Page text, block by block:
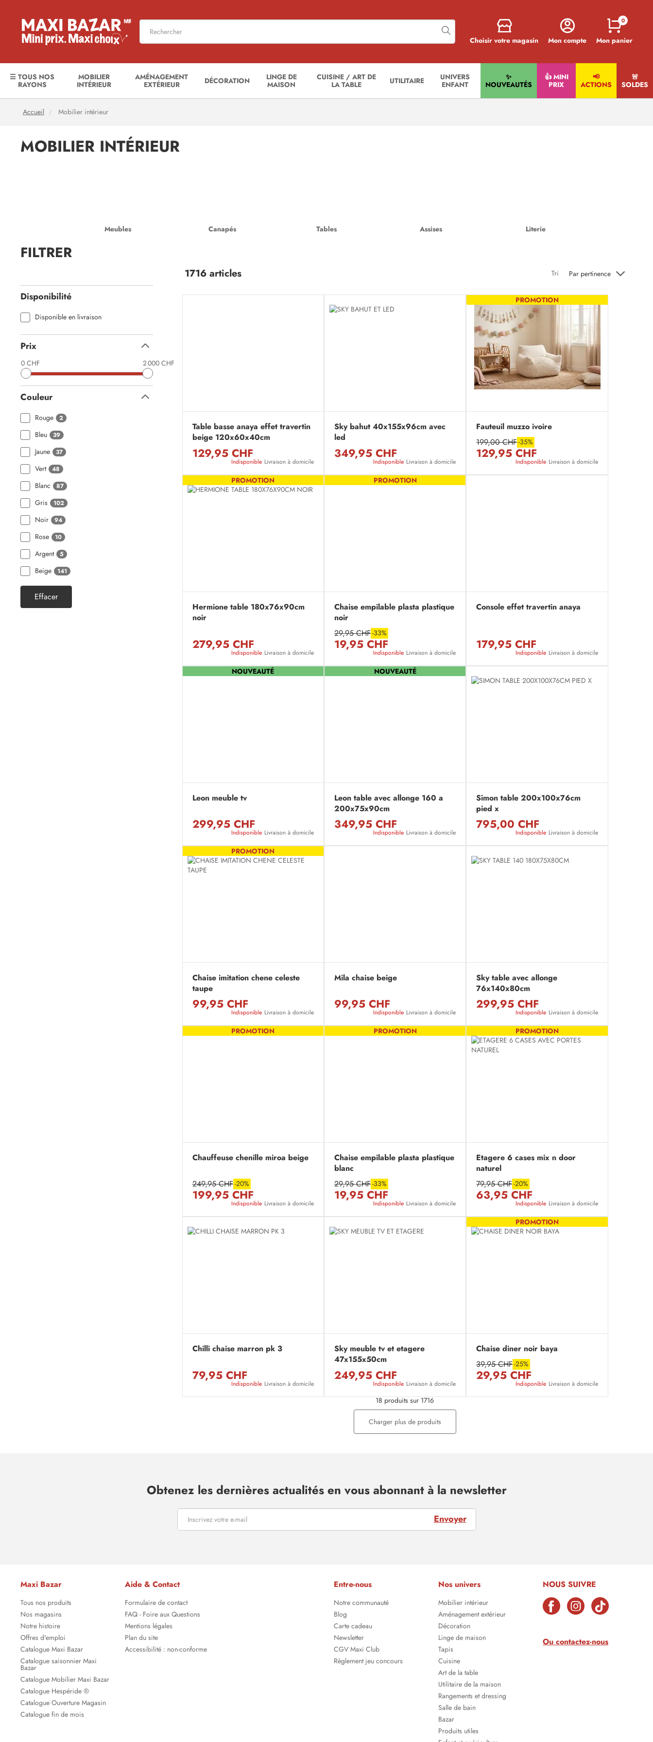
Choisir votre magasin Mon compte Mon panier
0
☰ TOUS NOS
RAYONS
MOBILIER
INTÉRIEUR
AMÉNAGEMENT
EXTÉRIEUR
DÉCORATION
LINGE DE
MAISON
CUISINE / ART DE
LA TABLE
UTILITAIRE
UNIVERS
ENFANT
✨
NOUVEAUTÉS
👍 MINI
PRIX
📢
ACTIONS
🚨​
SOLDES
Accueil Mobilier intérieur
MOBILIER INTÉRIEUR
Meubles Canapés Tables Assises Literie
FILTRER
Disponibilité
Disponible en livraison
Prix Replier
0 CHF 2 000 CHF
Couleur Replier
Rouge 2
Bleu 39
Jaune 37
Vert 48
Blanc 87
Gris 102
Noir 94
Rose 10
Argent 5
Beige 141
Effacer
Tri Par pertinence
Table basse anaya effet travertin
beige 120x60x40cm
129,95 CHF
Indisponible Livraison à domicile
Sky bahut 40x155x96cm avec
led
349,95 CHF
Indisponible Livraison à domicile
PROMOTION
Fauteuil muzzo ivoire
199,00 CHF-35%
129,95 CHF
Indisponible Livraison à domicile
PROMOTION
Hermione table 180x76x90cm
noir
279,95 CHF
Indisponible Livraison à domicile
PROMOTION
Chaise empilable plasta plastique
noir
29,95 CHF-33%
19,95 CHF
Indisponible Livraison à domicile
Console effet travertin anaya
179,95 CHF
Indisponible Livraison à domicile
NOUVEAUTÉ
Leon meuble tv
299,95 CHF
Indisponible Livraison à domicile
NOUVEAUTÉ
Leon table avec allonge 160 a
200x75x90cm
349,95 CHF
Indisponible Livraison à domicile
Simon table 200x100x76cm
pied x
795,00 CHF
Indisponible Livraison à domicile
PROMOTION
Chaise imitation chene celeste
taupe
99,95 CHF
Indisponible Livraison à domicile
Mila chaise beige
99,95 CHF
Indisponible Livraison à domicile
Sky table avec allonge
76x140x80cm
299,95 CHF
Indisponible Livraison à domicile
PROMOTION
Chauffeuse chenille miroa beige
249,95 CHF-20%
199,95 CHF
Indisponible Livraison à domicile
PROMOTION
Chaise empilable plasta plastique
blanc
29,95 CHF-33%
19,95 CHF
Indisponible Livraison à domicile
PROMOTION
Etagere 6 cases mix n door
naturel
79,95 CHF-20%
63,95 CHF
Indisponible Livraison à domicile
Chilli chaise marron pk 3
79,95 CHF
Indisponible Livraison à domicile
Sky meuble tv et etagere
47x155x50cm
249,95 CHF
Indisponible Livraison à domicile
PROMOTION
Chaise diner noir baya
39,95 CHF-25%
29,95 CHF
Indisponible Livraison à domicile
18 produits sur 1716
Charger plus de produits
1716 articles
Obtenez les dernières actualités en vous abonnant à la newsletter
Envoyer
Maxi Bazar
Tous nos produits
Nos magasins
Notre histoire
Offres d'emploi
Catalogue Maxi Bazar
Catalogue saisonnier Maxi
Bazar
Catalogue Mobilier Maxi Bazar
Catalogue Hespéride ®
Catalogue Ouverture Magasin
Catalogue fin de mois
Aide & Contact
Formulaire de contact
FAQ - Foire aux Questions
Mentions légales
Plan du site
Accessibilité : non-conforme
Entre-nous
Notre communauté
Blog
Carte cadeau
Newsletter
CGV Maxi Club
Règlement jeu concours
Nos univers
Mobilier intérieur
Aménagement extérieur
Décoration
Linge de maison
Tapis
Cuisine
Art de la table
Utilitaire de la maison
Rangements et dressing
Salle de bain
Bazar
Produits utiles
NOUS SUIVRE
Ou contactez-nous